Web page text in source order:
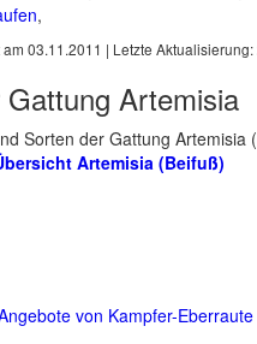
,
am 03.11.2011 | Letzte Aktualisierung:
Artemisia
Sorten der Gattung Artemisia
Artemisia (Beifuß)
von Kampfer-